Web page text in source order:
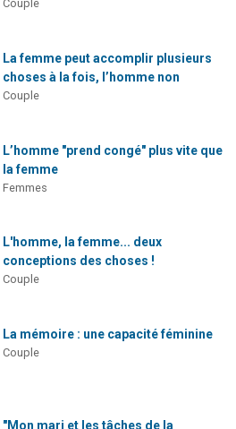
Couple
La femme peut accomplir plusieurs
choses à la fois, l’homme non
Couple
L’homme "prend congé" plus vite que
la femme
Femmes
L'homme, la femme... deux
conceptions des choses !
Couple
La mémoire : une capacité féminine
Couple
"Mon mari et les tâches de la